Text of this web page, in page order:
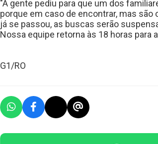
"A gente pediu para que um dos
porque em caso de encontrar, mas
já se passou, as buscas serão
Nossa equipe retorna às 18 horas para
G1/RO